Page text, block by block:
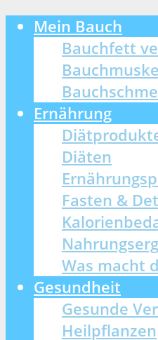
Mein Bauch
Bauchfett
Ernährung
Diäten
Fasten &
Was macht
Gesundheit
Gesunde
Heilpflanzen